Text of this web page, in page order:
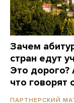
Зачем
стран едут
Это дорого?
что говорят
ПАРТНЕРСКИЙ